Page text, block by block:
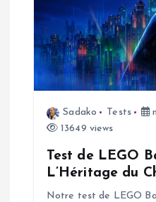
t
o
Sadako Tests
13649 views
Test de LEGO
L’Héritage du
Notre test de LEGO